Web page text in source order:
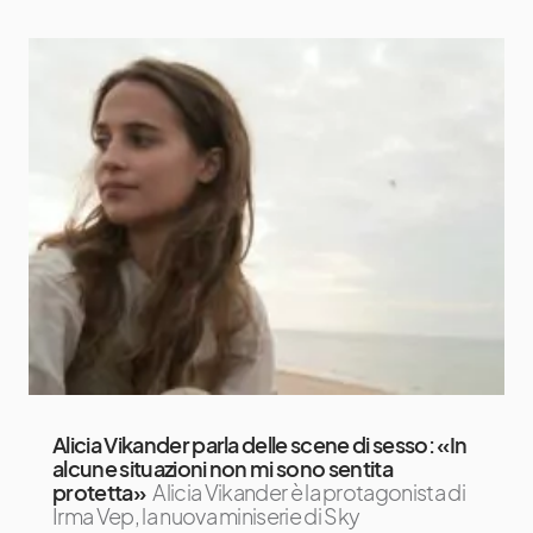
Alicia Vikander parla delle scene di sesso: «In
alcune situazioni non mi sono sentita
protetta» Alicia Vikander è la protagonista di
Irma Vep, la nuova miniserie di Sky